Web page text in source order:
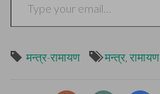
मन्त्र-रामायण मन्त्र रामायण